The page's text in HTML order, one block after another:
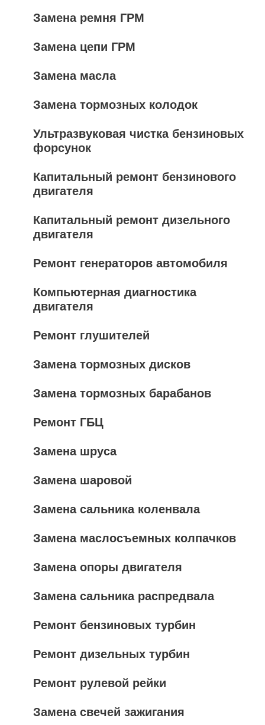
Замена ремня ГРМ
Замена цепи ГРМ
Замена масла
Замена тормозных колодок
Ультразвуковая чистка бензиновых
форсунок
Капитальный ремонт бензинового
двигателя
Капитальный ремонт дизельного
двигателя
Ремонт генераторов автомобиля
Компьютерная диагностика
двигателя
Ремонт глушителей
Замена тормозных дисков
Замена тормозных барабанов
Ремонт ГБЦ
Замена шруса
Замена шаровой
Замена сальника коленвала
Замена маслосъемных колпачков
Замена опоры двигателя
Замена сальника распредвала
Ремонт бензиновых турбин
Ремонт дизельных турбин
Ремонт рулевой рейки
Замена свечей зажигания